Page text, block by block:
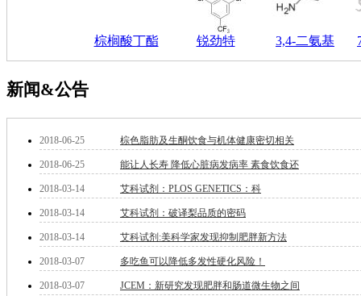
金属和陶瓷科学
料
纳米材料
有机和印刷电子学
高分子科学
分析试剂
基准试剂
对照品
染料中间体
染色剂
标准品
色谱试剂
分子筛
棕榈酸丁酯 锐劲特 3,4-二氨基
新闻&公告
2018-06-25 棕色脂肪及生酮饮食与机体健康密切相关
2018-06-25 能让人长寿 降低心脏病发病率 素食饮食还
2018-03-14 艾科试剂：PLOS GENETICS：科
2018-03-14 艾科试剂：破译梨品质的密码
2018-03-14 艾科试剂:美科学家发现抑制肥胖新方法
2018-03-07 多吃鱼可以降低多发性硬化风险！
2018-03-07 JCEM：新研究发现肥胖和肠道微生物之间